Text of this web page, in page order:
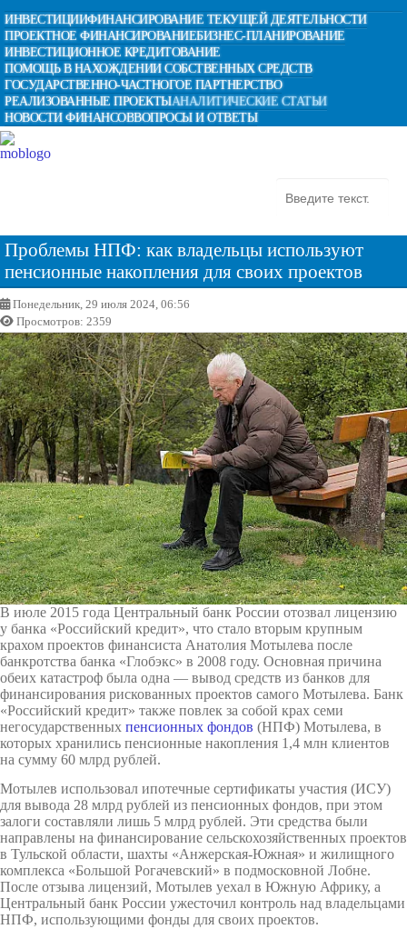
ИНВЕСТИЦИИФИНАНСИРОВАНИЕ ТЕКУЩЕЙ ДЕЯТЕЛЬНОСТИ
ПРОЕКТНОЕ ФИНАНСИРОВАНИЕБИЗНЕС-ПЛАНИРОВАНИЕ
ИНВЕСТИЦИОННОЕ КРЕДИТОВАНИЕ
ПОМОЩЬ В НАХОЖДЕНИИ СОБСТВЕННЫХ СРЕДСТВ
ГОСУДАРСТВЕННО-ЧАСТНОГОЕ ПАРТНЕРСТВО
РЕАЛИЗОВАННЫЕ ПРОЕКТЫАНАЛИТИЧЕСКИЕ СТАТЬИ
НОВОСТИ ФИНАНСОВВОПРОСЫ И ОТВЕТЫ
Проблемы НПФ: как владельцы используют
пенсионные накопления для своих проектов
Понедельник, 29 июля 2024, 06:56
Просмотров: 2359
В июле 2015 года Центральный банк России отозвал лицензию
у банка «Российский кредит», что стало вторым крупным
крахом проектов финансиста Анатолия Мотылева после
банкротства банка «Глобэкс» в 2008 году. Основная причина
обеих катастроф была одна — вывод средств из банков для
финансирования рискованных проектов самого Мотылева. Банк
«Российский кредит» также повлек за собой крах семи
негосударственных пенсионных фондов (НПФ) Мотылева, в
которых хранились пенсионные накопления 1,4 млн клиентов
на сумму 60 млрд рублей.
Мотылев использовал ипотечные сертификаты участия (ИСУ)
для вывода 28 млрд рублей из пенсионных фондов, при этом
залоги составляли лишь 5 млрд рублей. Эти средства были
направлены на финансирование сельскохозяйственных проектов
в Тульской области, шахты «Анжерская-Южная» и жилищного
комплекса «Большой Рогачевский» в подмосковной Лобне.
После отзыва лицензий, Мотылев уехал в Южную Африку, а
Центральный банк России ужесточил контроль над владельцами
НПФ, использующими фонды для своих проектов.